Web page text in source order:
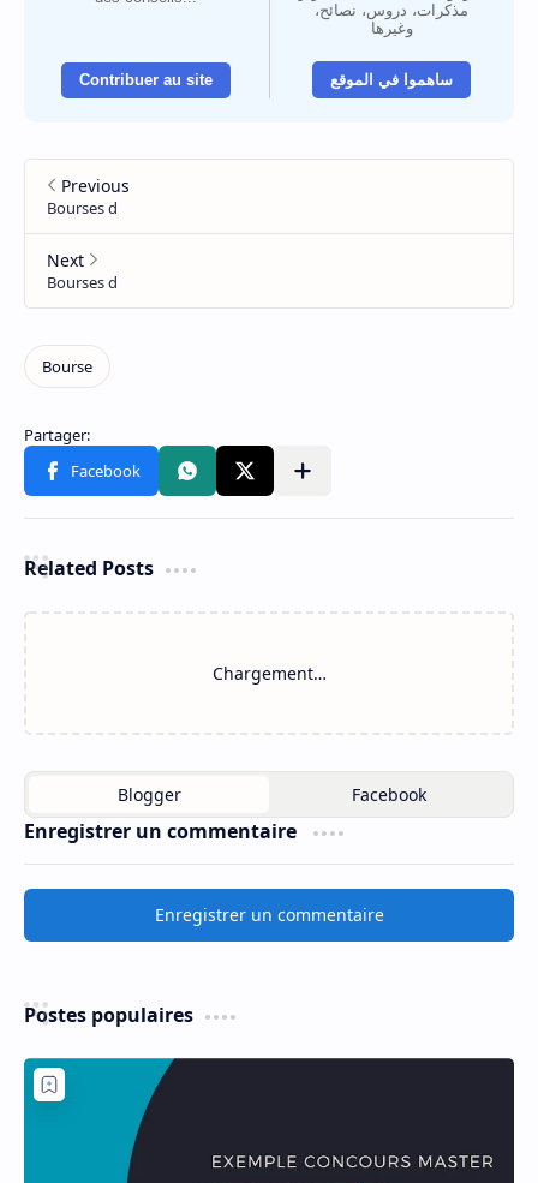
Contribuer au site
مذكرات، دروس، نصائح،
وغيرها
ساهموا في الموقع
Related Posts
Chargement…
Enregistrer un commentaire
Enregistrer un commentaire
Postes populaires